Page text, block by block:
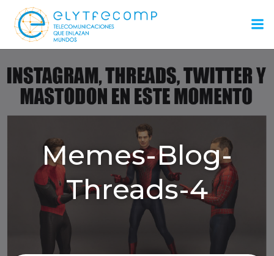
al
Memes-Blog-
Threads-4